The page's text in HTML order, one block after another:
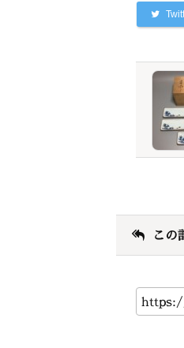
この